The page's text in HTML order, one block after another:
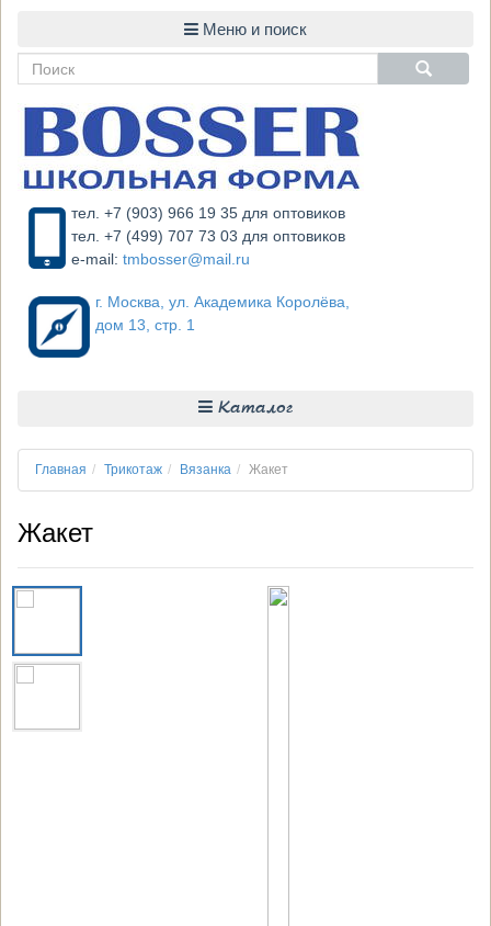
тел. +7 (903) 966 19 35 для оптовиков
тел. +7 (499) 707 73 03 для оптовиков
e-mail: tmbosser@mail.ru
г. Москва, ул. Академика Королёва,
дом 13, стр. 1
Каталог
Главная Трикотаж Вязанка Жакет
Жакет